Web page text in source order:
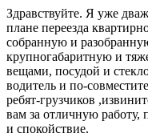
Здравствуйте. Я уже
плане переезда
собранную и
крупногабаритную и
вещами, посудой и
водитель и по-
ребят-грузчиков
вам за отличную работу,
и спокойствие.